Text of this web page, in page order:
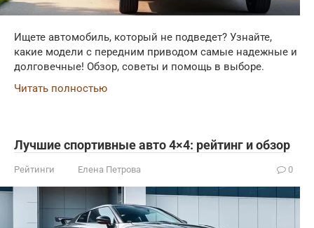
Ищете автомобиль, который не подведет? Узнайте,
какие модели с передним приводом самые надежные и
долговечные! Обзор, советы и помощь в выборе.
Читать полностью
Лучшие спортивные авто 4×4: рейтинг и обзор
Рейтинги Елена Петрова 0